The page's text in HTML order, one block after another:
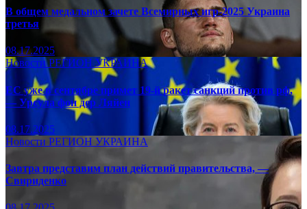
В общем медальном зачете Всемирных игр-2025 Украина
третья
08.17.2025
НовостиРЕГИОНУКРАИНА
ЕС уже в сентябре примет 19-й ракет санкций против рф,
— Урсула фон дер Ляйен
08.17.2025
Новости РЕГИОН УКРАИНА
Завтра представим план действий правительства, —
Свириденко